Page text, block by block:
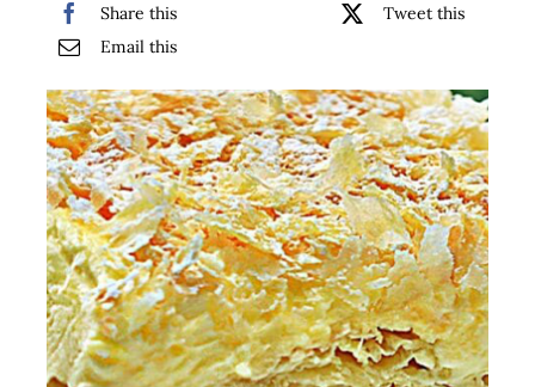
Sushi
Oferta
Cos
Share this
Tweet this
Email this